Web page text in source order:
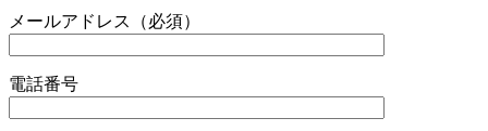
メールアドレス（必須）
電話番号